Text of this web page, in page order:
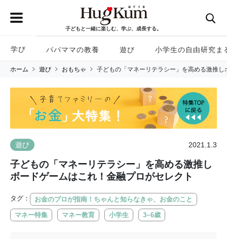
子どもと一緒に楽しむ、学ぶ、成長する。
学び パパママの教養 遊び 小学生の自由研究ま
ホーム 遊び おもちゃ 子どもの「マネーリテラシー」を高める激推
遊び 2021.1.3
子どもの「マネーリテラシー」を高める激推し
ボードゲームはこれ！金融プロがセレクト
タグ： お金のプロが指南！ちゃんと知らなきゃ、お金のこと
マネー特集 マネー教育 小学生 3~6歳